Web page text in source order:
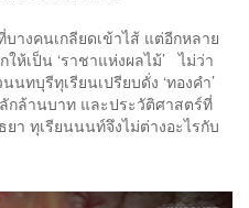
บางคนเกลียดเข้าไส้ แต่อีกหลาย
ห้เป็น ‘ราชาแห่งผลไม้’ ไม่ว่า
ทบุรีทุเรียนเปรียบดั่ง ‘ทองคำ’
กล้านบาท และประวัติศาสตร์ที่
า ทุเรียนนนท์จึงไม่ต่างอะไรกับ